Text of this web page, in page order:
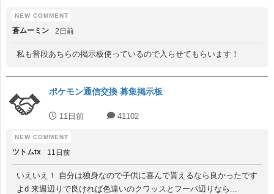
蒼ムーミン 2日前
私も普段あちらの掲示板使っているので入らせてもらいます！
ポケモン通信交換 募集掲示板
11日前 41102
ツトムtx 11日前
いえいえ！ 自分は独身なので子供に喜んで貰えるなら良かったです
よd 来週辺りで良ければ色違いのクワッスとフーパ辺りなら...